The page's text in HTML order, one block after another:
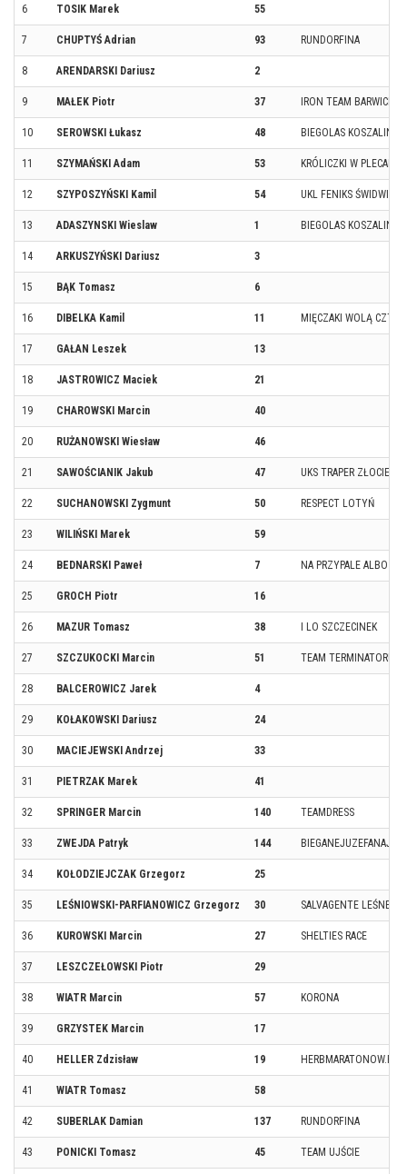
6 TOSIK Marek 55
7 CHUPTYŚ Adrian 93 RUNDORFINA
8 ARENDARSKI Dariusz 2
9 MAŁEK Piotr 37 IRON TEAM BARWICE
10 SEROWSKI Łukasz 48 BIEGOLAS KOSZALIN
11 SZYMAŃSKI Adam 53 KRÓLICZKI W PLECAKU.
12 SZYPOSZYŃSKI Kamil 54 UKL FENIKS ŚWIDWIN
13 ADASZYNSKI Wieslaw 1 BIEGOLAS KOSZALIN
14 ARKUSZYŃSKI Dariusz 3
15 BĄK Tomasz 6
16 DIBELKA Kamil 11 MIĘCZAKI WOLĄ
17 GAŁAN Leszek 13
18 JASTROWICZ Maciek 21
19 CHAROWSKI Marcin 40
20 RUŻANOWSKI Wiesław 46
21 SAWOŚCIANIK Jakub 47 UKS TRAPER
22 SUCHANOWSKI Zygmunt 50 RESPECT LOTYŃ
23 WILIŃSKI Marek 59
24 BEDNARSKI Paweł 7 NA PRZYPALE ALBO
25 GROCH Piotr 16
26 MAZUR Tomasz 38 I LO SZCZECINEK
27 SZCZUKOCKI Marcin 51 TEAM TERMINATORUN
28 BALCEROWICZ Jarek 4
29 KOŁAKOWSKI Dariusz 24
30 MACIEJEWSKI Andrzej 33
31 PIETRZAK Marek 41
32 SPRINGER Marcin 140 TEAMDRESS
33 ZWEJDA Patryk 144 BIEGANEJUZEFANAJ
34 KOŁODZIEJCZAK Grzegorz 25
35 LEŚNIOWSKI-PARFIANOWICZ Grzegorz 30 SALVAGENTE LEŚNE
36 KUROWSKI Marcin 27 SHELTIES RACE
37 LESZCZEŁOWSKI Piotr 29
38 WIATR Marcin 57 KORONA
39 GRZYSTEK Marcin 17
40 HELLER Zdzisław 19 HERBMARATONOW.PL
41 WIATR Tomasz 58
42 SUBERLAK Damian 137 RUNDORFINA
43 PONICKI Tomasz 45 TEAM UJŚCIE